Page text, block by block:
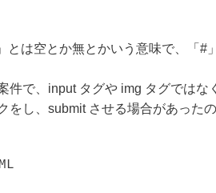
とは空とか無とかいう意味で、「#
件で、input タグや img タグでは
をし、submit させる場合があったの